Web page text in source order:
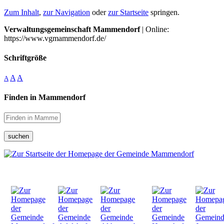
Zum Inhalt, zur Navigation oderzur Startseite springen.
Verwaltungsgemeinschaft Mammendorf| Online:
https://www.vgmammendorf.de/
Schriftgröße
A A A
Finden in Mammendorf
suchen